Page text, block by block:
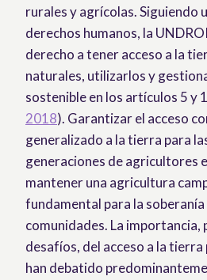
rurales y agrícolas. Siguiendo
derechos humanos, la
derecho a tener acceso a la
naturales, utilizarlos y
sostenible en los artículos 5 y
2018). Garantizar el acceso
generalizado a la tierra para
generaciones de agricultores
mantener una agricultura
fundamental para la
comunidades. La importancia,
desafíos, del acceso a la tierra
han debatido